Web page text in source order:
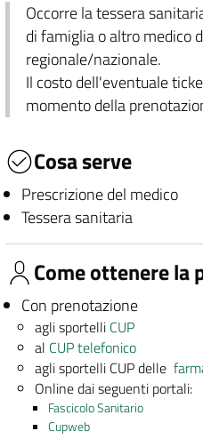
Occorre la tessera
di famiglia o altro medico
regionale/nazionale.
Il costo dell'eventuale
momento della
Cosa serve
Prescrizione del medico
Tessera sanitaria
Come ottenere la
Con prenotazione
agli sportelli CUP
al CUP telefonico
agli sportelli CUP delle
Online dai seguenti portali:
Fascicolo Sanitario
Cupweb